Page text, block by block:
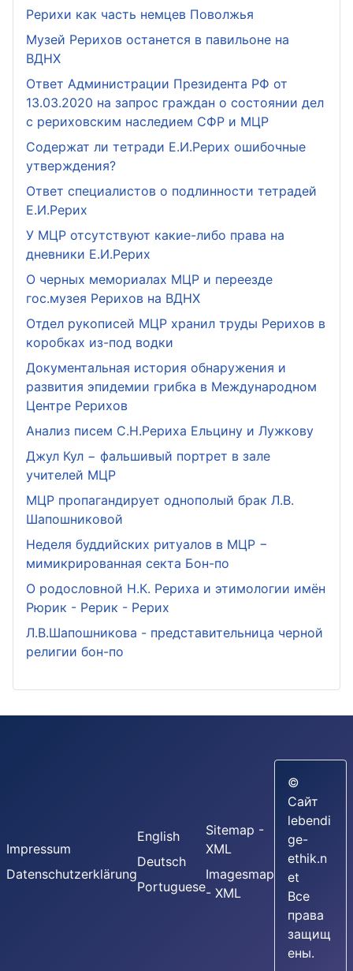
Рерихи как часть немцев Поволжья
Музей Рерихов останется в павильоне на
ВДНХ
Ответ Администрации Президента РФ от
13.03.2020 на запрос граждан о состоянии дел
с рериховским наследием СФР и МЦР
Содержат ли тетради Е.И.Рерих ошибочные
утверждения?
Ответ специалистов о подлинности тетрадей
Е.И.Рерих
У МЦР отсутствуют какие-либо права на
дневники Е.И.Рерих
О черных мемориалах МЦР и переезде
гос.музея Рерихов на ВДНХ
Отдел рукописей МЦР хранил труды Рерихов в
коробках из-под водки
Документальная история обнаружения и
развития эпидемии грибка в Международном
Центре Рерихов
Анализ писем С.Н.Рериха Ельцину и Лужкову
Джул Кул − фальшивый портрет в зале
учителей МЦР
МЦР пропагандирует однополый брак Л.В.
Шапошниковой
Неделя буддийских ритуалов в МЦР −
мимикрированная секта Бон-по
О родословной Н.К. Рериха и этимологии имён
Рюрик - Рерик - Рерих
Л.В.Шапошникова - представительница черной
религии бон-по
Impressum
Datenschutzerklärung
English
Deutsch
Portuguese
Sitemap -
XML
Imagesmap
- XML
©
Сайт
lebendi
ge-
ethik.n
et
Все
права
защищ
ены.